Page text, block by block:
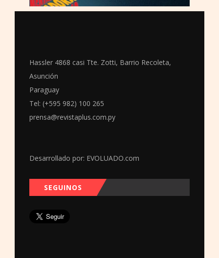
Hassler 4868 casi Tte. Zotti, Barrio Recoleta,
Asunción
Paraguay
Tel: (+595 982) 100 265
prensa@revistaplus.com.py
Desarrollado por: EVOLUADO.com
SEGUINOS